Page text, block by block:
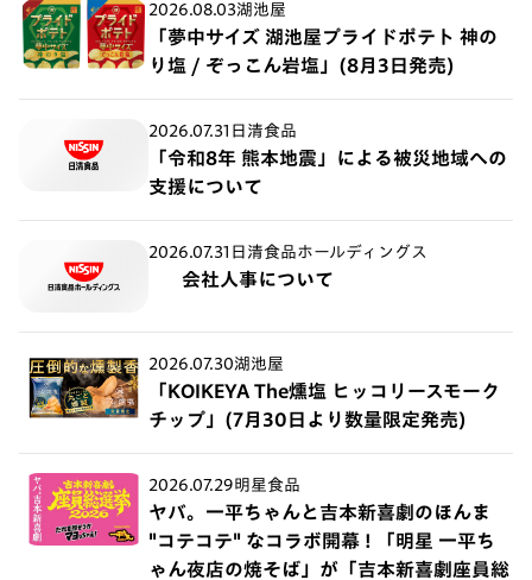
2026.08.03湖池屋
「夢中サイズ 湖池屋プライドポテト 神の
り塩 / ぞっこん岩塩」(8月3日発売)
2026.07.31 日清食品
「令和8年 熊本地震」による被災地域への
支援について
2026.07.31 日清食品ホールディングス
会社人事について
2026.07.30湖池屋
「KOIKEYA The燻塩 ヒッコリースモーク
チップ」(7月30日より数量限定発売)
2026.07.29明星食品
ヤバ。一平ちゃんと吉本新喜劇のほんま
"コテコテ" なコラボ開幕 ! 「明星 一平ち
ゃん夜店の焼そば」が「吉本新喜劇座員総